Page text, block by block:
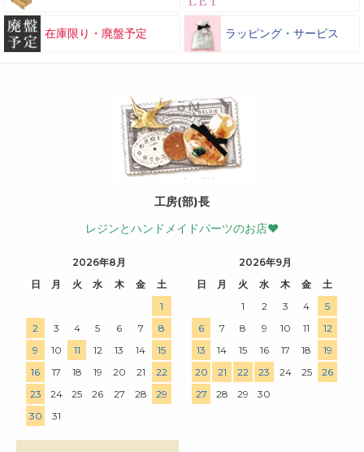
在庫限り・廃盤予定 ラッピング・サービス
工房(部)長
レジンとハンドメイドパーツのお店♥
2026年8月
日
月 火 水 木 金
土
1
2
3 4 5 6 7
8
9
10 11 12 13 14
15
16
17 18 19 20 21
22
23
24 25 26 27 28
29
30
31
2026年9月
日
月 火 水 木 金
土
1
2 3 4
5
6
7 8 9 10 11
12
13
14 15 16 17 18
19
20
21 22 23 24 25
26
27
28 29 30